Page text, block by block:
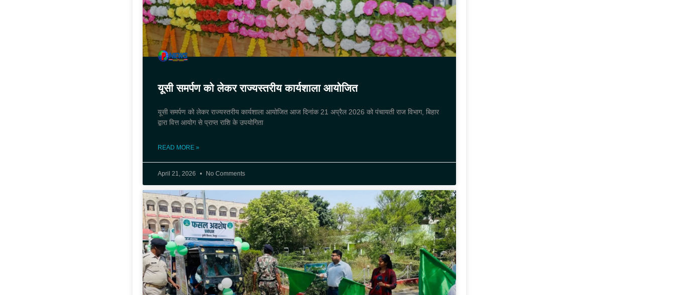
यूसी समर्पण को लेकर राज्यस्तरीय कार्यशाला आयोजित
यूसी समर्पण को लेकर राज्यस्तरीय कार्यशाला आयोजित आज दिनांक 21 अप्रैल 2026 को पंचायती राज विभाग, बिहार
द्वारा वित्त आयोग से प्राप्त राशि के उपयोगिता
READ MORE »
April 21, 2026 No Comments